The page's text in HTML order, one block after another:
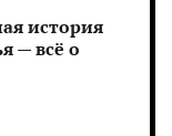
история
— всё о